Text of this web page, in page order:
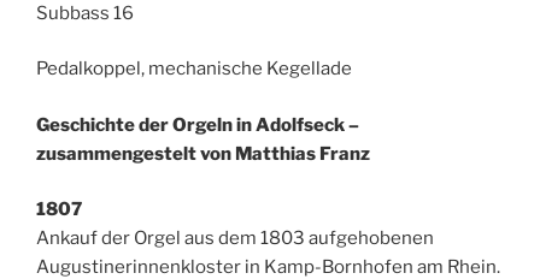
Subbass 16
Pedalkoppel, mechanische Kegellade
Geschichte der Orgeln in Adolfseck –
zusammengestelt von Matthias Franz
1807
Ankauf der Orgel aus dem 1803 aufgehobenen
Augustinerinnenkloster in Kamp-Bornhofen am Rhein.